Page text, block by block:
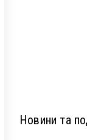
Новини та